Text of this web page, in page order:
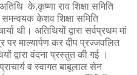
के.कृष्णा राव शिक्षा समिति
समन्वयक केशव शिक्षा समिति
थी। अतिथियों द्वारा सर्वप्रथम मां
पर माल्यार्पण कर दीप प्रज्जवलित
द्वारा वंदना प्रस्तुत की गई ।
व स्वागत बाबूलाल सेन